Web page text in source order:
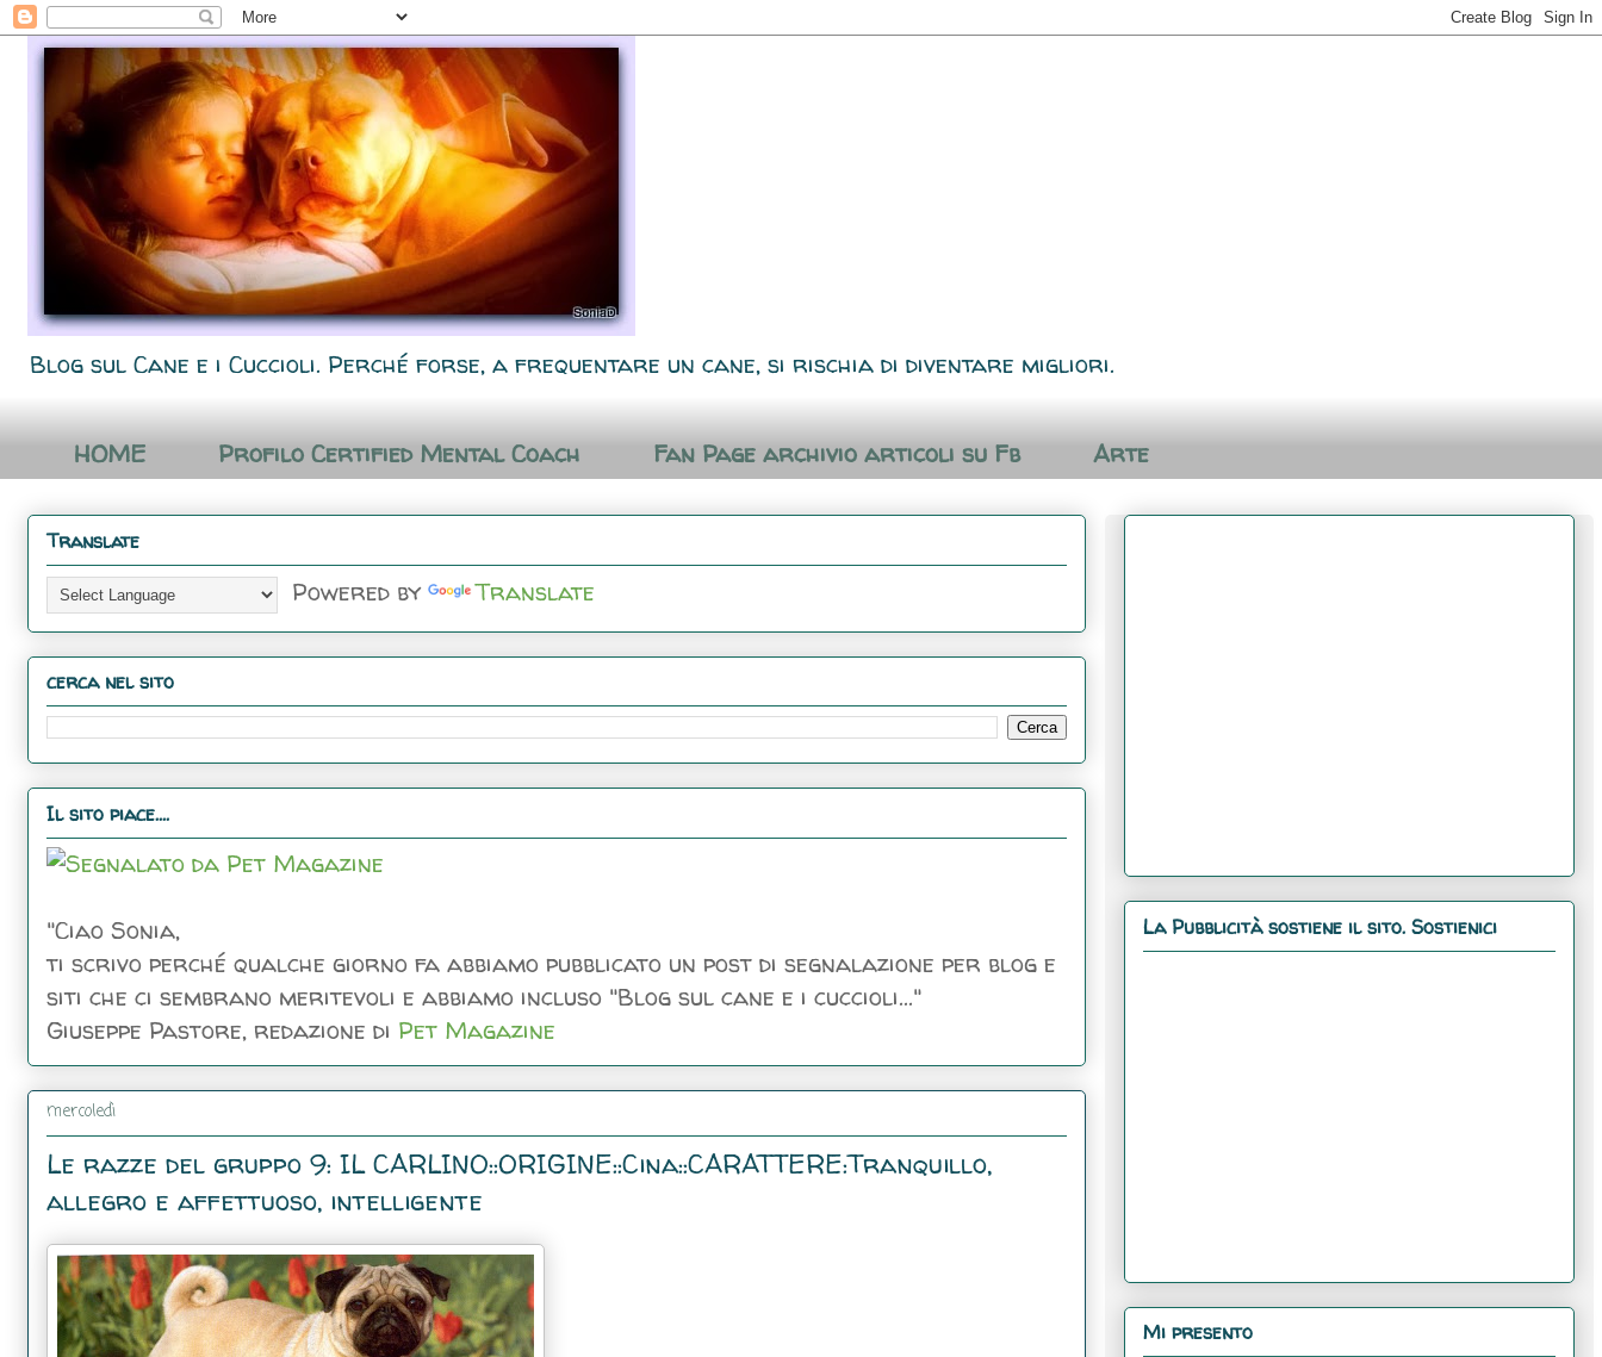
Blog sul Cane e i Cuccioli. Perché forse, a frequentare un cane, si rischia di diventare migliori.
HOME Profilo Certified Mental Coach Fan Page archivio articoli su Fb Arte
Translate
Powered by Translate
cerca nel sito
Il sito piace....
"Ciao Sonia,
ti scrivo perché qualche giorno fa abbiamo pubblicato un post di segnalazione per blog e
siti che ci sembrano meritevoli e abbiamo incluso "Blog sul cane e i cuccioli..."
Giuseppe Pastore, redazione di Pet Magazine
mercoledì
Le razze del gruppo 9: IL CARLINO::ORIGINE::Cina::CARATTERE:Tranquillo,
allegro e affettuoso, intelligente
La Pubblicità sostiene il sito. Sostienici
Mi presento